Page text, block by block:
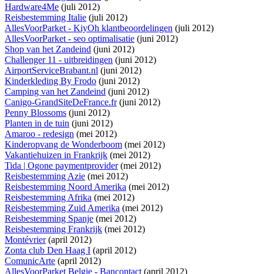
Hardware4Me (juli 2012)
Reisbestemming Italie (juli 2012)
AllesVoorParket - KiyOh klantbeoordelingen (juli 2012)
AllesVoorParket - seo optimalisatie (juni 2012)
Shop van het Zandeind (juni 2012)
Challenger 11 - uitbreidingen (juni 2012)
AirportServiceBrabant.nl (juni 2012)
Kinderkleding By Frodo (juni 2012)
Camping van het Zandeind (juni 2012)
Canigo-GrandSiteDeFrance.fr(juni 2012)
Penny Blossoms (juni 2012)
Planten in de tuin (juni 2012)
Amaroo - redesign (mei 2012)
Kinderopvang de Wonderboom (mei 2012)
Vakantiehuizen in Frankrijk (mei 2012)
Tida | Ogone paymentprovider(mei 2012)
Reisbestemming Azie (mei 2012)
Reisbestemming Noord Amerika (mei 2012)
Reisbestemming Afrika (mei 2012)
Reisbestemming Zuid Amerika (mei 2012)
Reisbestemming Spanje (mei 2012)
Reisbestemming Frankrijk (mei 2012)
Montévrier(april 2012)
Zonta club Den Haag I (april 2012)
ComunicArte (april 2012)
AllesVoorParket Belgie - Bancontact (april 2012)